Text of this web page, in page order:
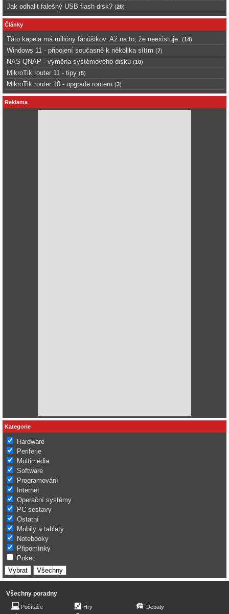
Jak odhalit falešný USB flash disk? (20)
Články
Táto kapela má milióny fanúšikov. Až na to, že neexistuje. (14)
Windows 11 - připojení současně k několika sítím (7)
NAS QNAP - výměna systémového disku (10)
MikroTik router 11 - tipy (5)
MikroTik router 10 - upgrade routeru (3)
Reklama
Kategorie
Hardware
Periferie
Multimédia
Software
Programování
Internet
Operační systémy
PC sestavy
Ostatní
Mobily a tablety
Notebooky
Připomínky
Pokec
Všechny poradny
Počítače Hry Debaty